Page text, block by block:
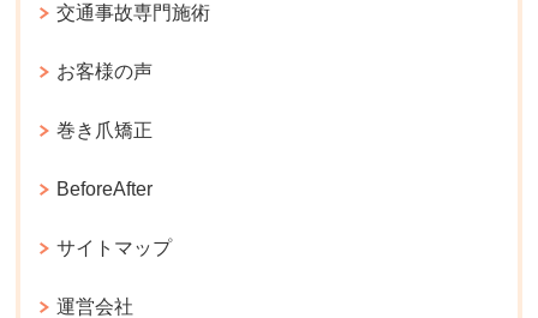
交通事故専門施術
お客様の声
巻き爪矯正
BeforeAfter
サイトマップ
運営会社